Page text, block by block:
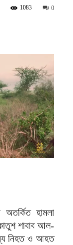
0
1083
অতর্কিত হামলা
শাবাব আল-
নিহত ও আহত